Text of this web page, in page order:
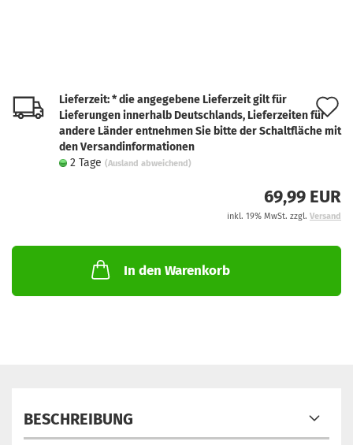
Lieferzeit: * die angegebene Lieferzeit gilt für
Lieferungen innerhalb Deutschlands, Lieferzeiten für
andere Länder entnehmen Sie bitte der Schaltfläche mit
den Versandinformationen
2 Tage (Ausland abweichend)
69,99 EUR
inkl. 19% MwSt. zzgl. Versand
In den Warenkorb
BESCHREIBUNG